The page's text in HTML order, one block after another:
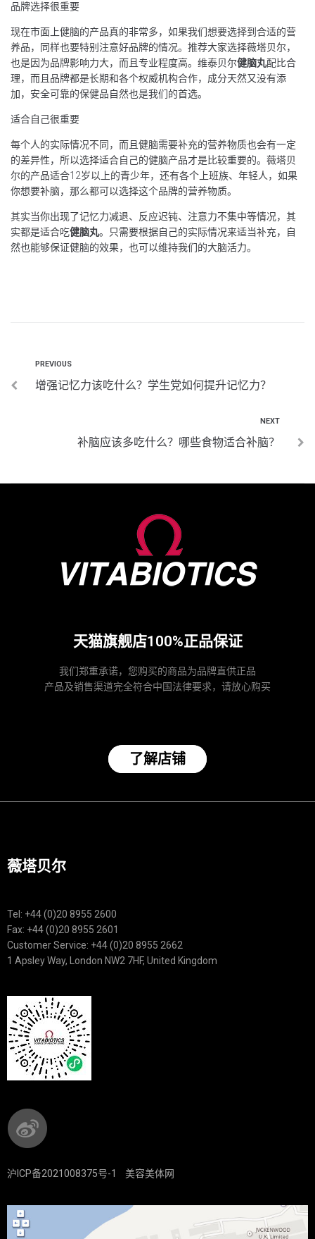
品牌选择很重要
现在市面上健脑的产品真的非常多，如果我们想要选择到合适的营
养品，同样也要特别注意好品牌的情况。推荐大家选择薇塔贝尔，
也是因为品牌影响力大，而且专业程度高。维泰贝尔健脑丸配比合
理，而且品牌都是长期和各个权威机构合作，成分天然又没有添
加，安全可靠的保健品自然也是我们的首选。
适合自己很重要
每个人的实际情况不同，而且健脑需要补充的营养物质也会有一定
的差异性，所以选择适合自己的健脑产品才是比较重要的。薇塔贝
尔的产品适合12岁以上的青少年，还有各个上班族、年轻人，如果
你想要补脑，那么都可以选择这个品牌的营养物质。
其实当你出现了记忆力减退、反应迟钝、注意力不集中等情况，其
实都是适合吃健脑丸。只需要根据自己的实际情况来适当补充，自
然也能够保证健脑的效果，也可以维持我们的大脑活力。
PREVIOUS
增强记忆力该吃什么？学生党如何提升记忆力？
NEXT
补脑应该多吃什么？哪些食物适合补脑？
天猫旗舰店100%正品保证
我们郑重承诺，您购买的商品为品牌直供正品
产品及销售渠道完全符合中国法律要求，请放心购买
了解店铺
薇塔贝尔
Tel: +44 (0)20 8955 2600
Fax: +44 (0)20 8955 2601
Customer Service: +44 (0)20 8955 2662
1 Apsley Way, London NW2 7HF, United Kingdom
沪ICP备2021008375号-1 美容美体网